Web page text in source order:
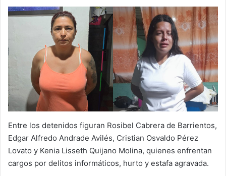
Entre los detenidos figuran Rosibel Cabrera de Barrientos,
Edgar Alfredo Andrade Avilés, Cristian Osvaldo Pérez
Lovato y Kenia Lisseth Quijano Molina, quienes enfrentan
cargos por delitos informáticos, hurto y estafa agravada.